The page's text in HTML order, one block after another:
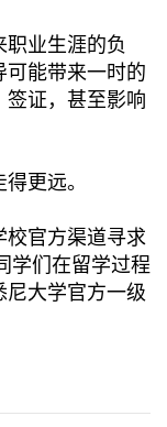
业生涯的负
可能带来一时的
证，甚至影响
更远。
官方渠道寻求
学们在留学过程
尼大学官方一级